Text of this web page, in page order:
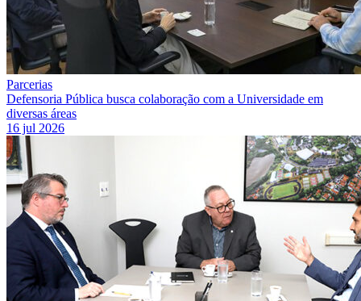
Parcerias
Defensoria Pública busca colaboração com a Universidade em
diversas áreas
16 jul 2026